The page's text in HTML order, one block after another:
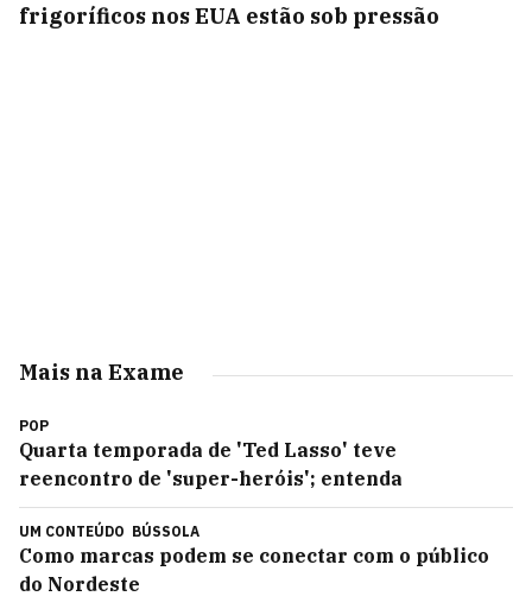
frigoríficos nos EUA estão sob pressão
Mais na Exame
POP
Quarta temporada de 'Ted Lasso' teve
reencontro de 'super-heróis'; entenda
UM CONTEÚDO BÚSSOLA
Como marcas podem se conectar com o público
do Nordeste